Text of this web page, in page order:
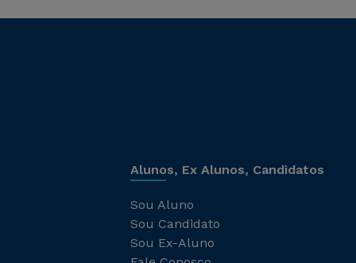
Alunos, Ex Alunos, Candidatos
Sou Aluno
Sou Candidato
Sou Ex-Aluno